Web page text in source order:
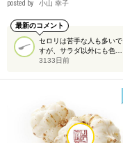
posted by 小山 幸子
最新のコメント
セロリは苦手な人も多いで
すが、サラダ以外にも色…
3133日前